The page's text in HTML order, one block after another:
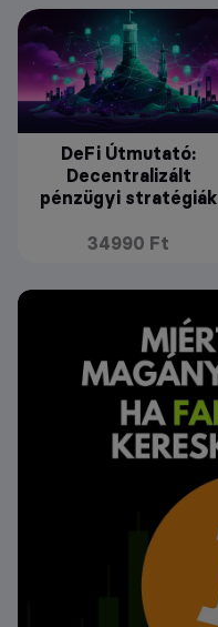
DeFi Útmutató:
Decentralizált
pénzügyi stratégiák
34990 Ft